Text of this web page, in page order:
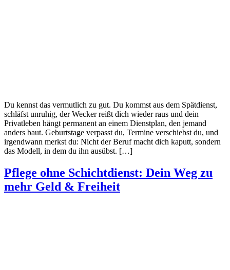
Du kennst das vermutlich zu gut. Du kommst aus dem Spätdienst,
schläfst unruhig, der Wecker reißt dich wieder raus und dein
Privatleben hängt permanent an einem Dienstplan, den jemand
anders baut. Geburtstage verpasst du, Termine verschiebst du, und
irgendwann merkst du: Nicht der Beruf macht dich kaputt, sondern
das Modell, in dem du ihn ausübst. […]
Pflege ohne Schichtdienst: Dein Weg zu
mehr Geld & Freiheit